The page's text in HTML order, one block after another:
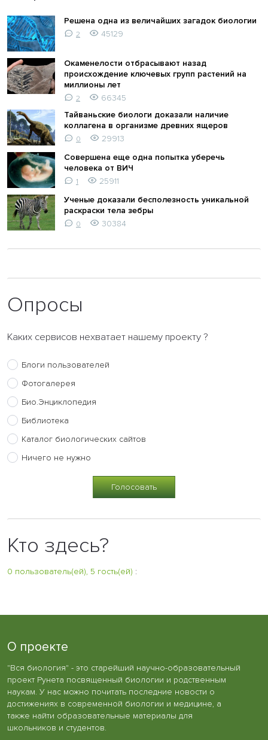
Решена одна из величайших загадок биологии
2 45129
Окаменелости отбрасывают назад
происхождение ключевых групп растений на
миллионы лет
2
66345
Тайваньские биологи доказали наличие
коллагена в организме древних ящеров
0
29913
Совершена еще одна попытка уберечь
человека от ВИЧ
1
25911
Ученые доказали бесполезность уникальной
раскраски тела зебры
0 30384
Опросы
Каких сервисов нехватает нашему проекту ?
Блоги пользователей
Фотогалерея
Био.Энциклопедия
Библиотека
Каталог биологических сайтов
Ничего не нужно
Кто здесь?
0 пользователь(ей), 5 гость(ей) :
О проекте
"Вся биология" - это старейший научно-образовательный
проект Рунета посвященный биологии и родственным
наукам. У нас можно почитать последние новости о
достижениях в современной биологии и медицине, а
также найти образовательные материалы для
школьников и студентов.